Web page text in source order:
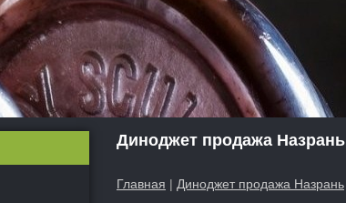
Диноджет продажа Назрань
Главная | Диноджет продажа Назрань